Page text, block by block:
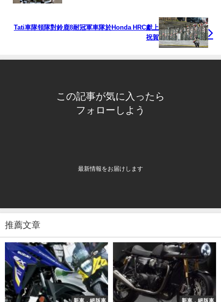
Tati車隊領隊對鈴鹿8耐冠軍車隊於Honda HRC獻上
祝賀
この記事が気に入ったら
フォローしよう
最新情報をお届けします
推薦文章
新車．絕版車 新車．絕版車